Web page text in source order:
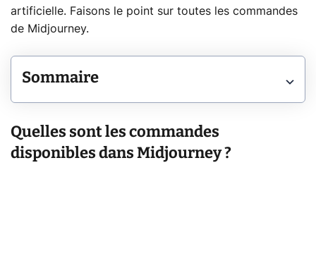
artificielle. Faisons le point sur toutes les commandes
de Midjourney.
Sommaire
Quelles sont les commandes
disponibles dans Midjourney ?